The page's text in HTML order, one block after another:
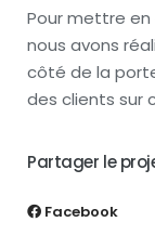
Pour mettre en
nous avons
côté de la
des clients sur
Partager le
Facebook